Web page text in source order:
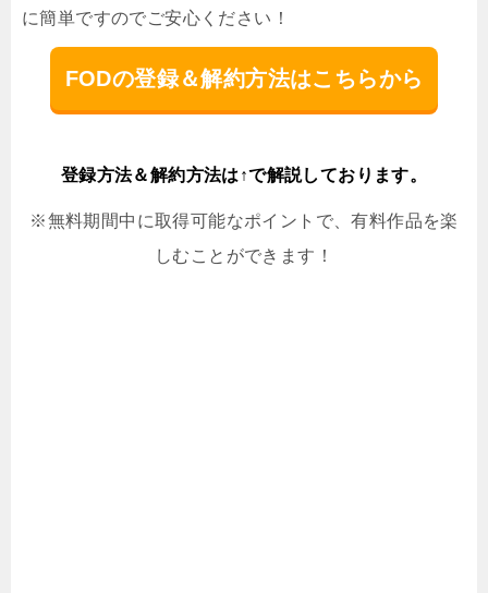
に簡単ですのでご安心ください！
FODの登録＆解約方法はこちらから
登録方法＆解約方法は↑で解説しております。
※無料期間中に取得可能なポイントで、有料作品を楽
しむことができます！